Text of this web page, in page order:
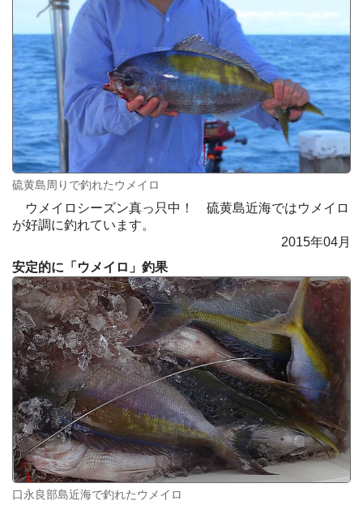
硫黄島周りで釣れたウメイロ
ウメイロシーズン真っ只中！ 硫黄島近海ではウメイロ
が好調に釣れています。
2015年04月
安定的に「ウメイロ」釣果
口永良部島近海で釣れたウメイロ